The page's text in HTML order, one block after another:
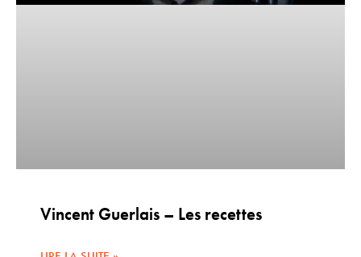
Vincent Guerlais – Les recettes